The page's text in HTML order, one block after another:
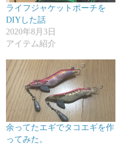
ライフジャケットポーチを
DIYした話
2020年8月3日
アイテム紹介
余ってたエギでタコエギを作
ってみた。